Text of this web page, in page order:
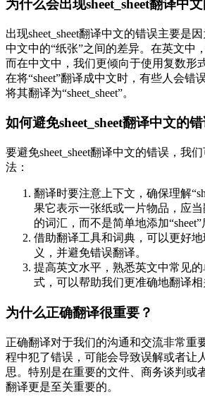
为什么会出现sheet_sheet翻译中
出现sheet_sheet翻译中文的错误主要是
中文中的“纸张”之间的差异。在英文中，
而在中文中，我们更倾向于使用复数形
在将“sheet”翻译成中文时，有些人会错
将其翻译为“sheet_sheet”。
如何避免sheet_sheet翻译中文的错
要避免sheet_sheet翻译中文的错误，我
法：
翻译时要注意上下文，确保理解
果它表示一张纸或一片物品，应
的词汇，而不是简单地添加“sheet”
借助翻译工具和词典，可以更好
义，并避免错误翻译。
提高英文水平，熟悉英文中常见
式，可以帮助我们更准确地翻译相
为什么正确翻译很重要？
正确翻译对于我们的沟通和交流非常重
程中犯了错误，可能会导致误解或者让
思。特别是在重要的文件、商务谈判或
翻译更是至关重要的。